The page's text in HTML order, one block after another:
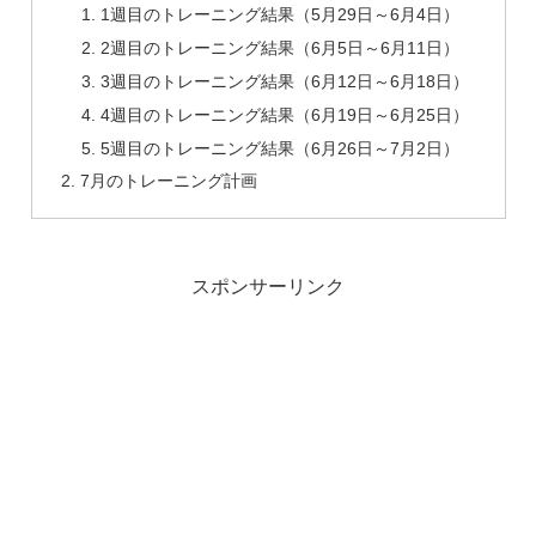
1週目のトレーニング結果（5月29日～6月4日）
2週目のトレーニング結果（6月5日～6月11日）
3週目のトレーニング結果（6月12日～6月18日）
4週目のトレーニング結果（6月19日～6月25日）
5週目のトレーニング結果（6月26日～7月2日）
7月のトレーニング計画
スポンサーリンク